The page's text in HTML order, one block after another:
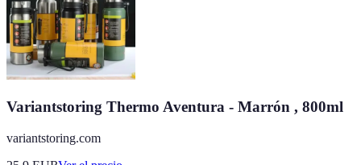
Variantstoring Thermo Aventura - Marrón , 800ml
variantstoring.com